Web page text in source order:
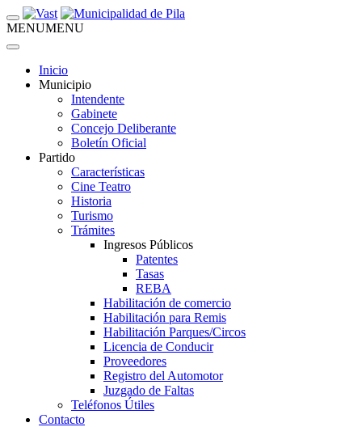
MENUMENU
Inicio
Municipio
Intendente
Gabinete
Concejo Deliberante
Boletín Oficial
Partido
Características
Cine Teatro
Historia
Turismo
Trámites
Ingresos Públicos
Patentes
Tasas
REBA
Habilitación de comercio
Habilitación para Remis
Habilitación Parques/Circos
Licencia de Conducir
Proveedores
Registro del Automotor
Juzgado de Faltas
Teléfonos Útiles
Contacto